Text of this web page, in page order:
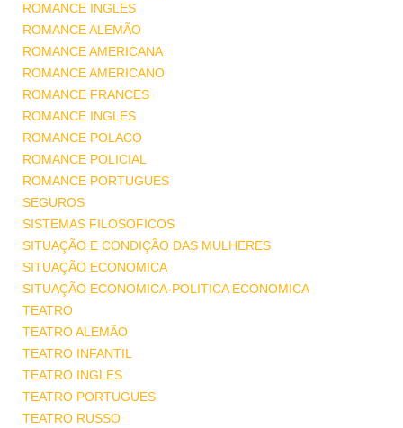
ROMANCE INGLES
ROMANCE ALEMÃO
ROMANCE AMERICANA
ROMANCE AMERICANO
ROMANCE FRANCES
ROMANCE INGLES
ROMANCE POLACO
ROMANCE POLICIAL
ROMANCE PORTUGUES
SEGUROS
SISTEMAS FILOSOFICOS
SITUAÇÃO E CONDIÇÃO DAS MULHERES
SITUAÇÃO ECONOMICA
SITUAÇÃO ECONOMICA-POLITICA ECONOMICA
TEATRO
TEATRO ALEMÃO
TEATRO INFANTIL
TEATRO INGLES
TEATRO PORTUGUES
TEATRO RUSSO